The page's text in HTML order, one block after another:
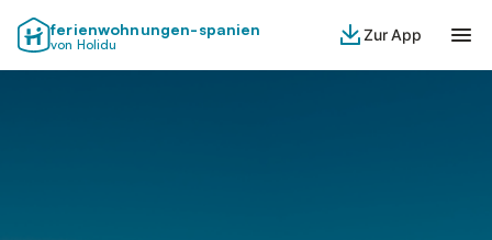
ferienwohnungen-spanien
von Holidu
Zur App